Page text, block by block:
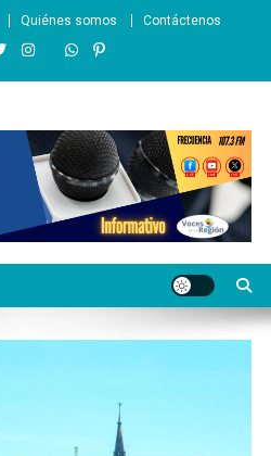
Quiénes somos Contáctenos